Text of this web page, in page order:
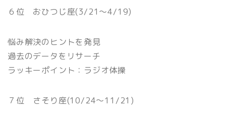
６位 おひつじ座(3/21〜4/19)
悩み解決のヒントを発見
過去のデータをリサーチ
ラッキーポイント：ラジオ体操
７位 さそり座(10/24〜11/21)